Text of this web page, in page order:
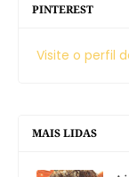
PINTEREST
Visite o perfil
MAIS LIDAS